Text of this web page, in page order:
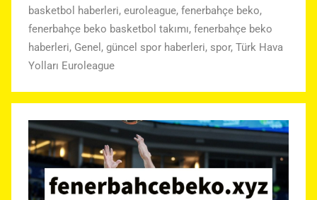
basketbol haberleri, euroleague, fenerbahçe beko,
fenerbahçe beko basketbol takımı, fenerbahçe beko
haberleri, Genel , güncel spor haberleri, spor, Türk Hava
Yolları Euroleague